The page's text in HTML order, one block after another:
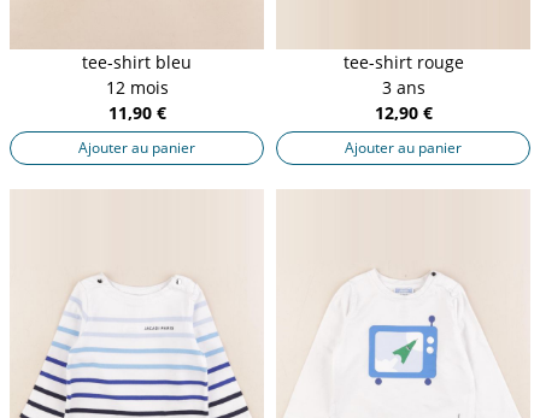
tee-shirt bleu
12 mois
11,90 €
Ajouter au panier
tee-shirt rouge
3 ans
12,90 €
Ajouter au panier